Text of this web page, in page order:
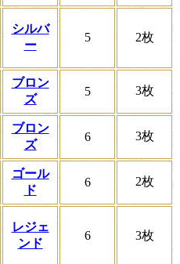
シルバ
ー
5 2枚
ブロン
ズ
5 3枚
ブロン
ズ
6 3枚
ゴール
ド
6 2枚
レジェ
ンド
6 3枚